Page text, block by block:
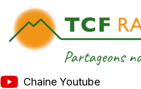
Chaine Youtube